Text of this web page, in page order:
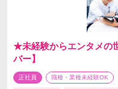
★未経験からエンタメの
バー】
正社員 職種・業種未経験OK